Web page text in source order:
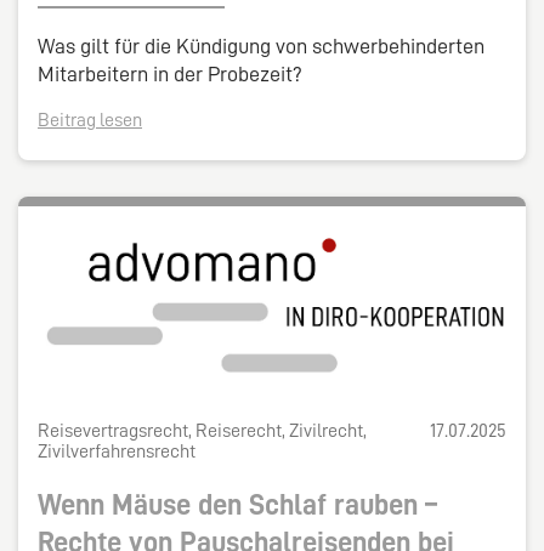
Was gilt für die Kündigung von schwerbehinderten
Mitarbeitern in der Probezeit?
Beitrag lesen
Reisevertragsrecht, Reiserecht, Zivilrecht,
Zivilverfahrensrecht
17.07.2025
Wenn Mäuse den Schlaf rauben –
Rechte von Pauschalreisenden bei